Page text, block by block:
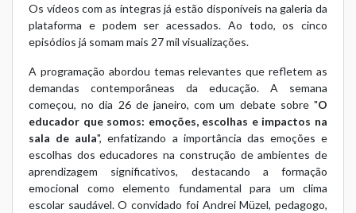
Os vídeos com as íntegras já estão disponíveis nagaleria da
plataforma e podem ser acessados. Ao todo, os cinco
episódios já somam mais 27 mil visualizações.
A programação abordou temas relevantes que refletem as
demandas contemporâneas da educação. A semana
começou, no dia 26 de janeiro, com um debate sobre "O
educador que somos: emoções, escolhas e impactos na
sala de aula", enfatizando a importância das emoções e
escolhas dos educadores na construção de ambientes de
aprendizagem significativos, destacando a formação
emocional como elemento fundamental para um clima
escolar saudável. O convidado foi Andrei Müzel, pedagogo,